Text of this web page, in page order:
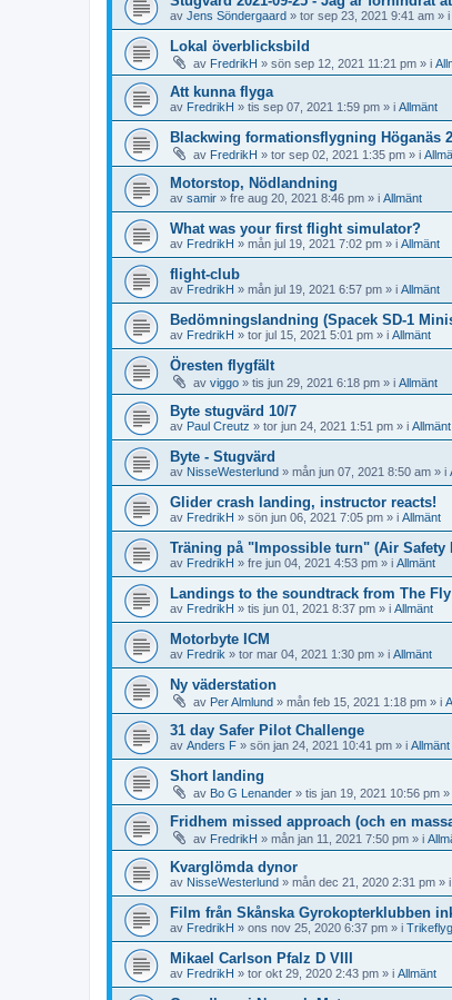
av Jens Söndergaard » tor sep 23, 2021 9:41 am » i
Lokal överblicksbild
av FredrikH » sön sep 12, 2021 11:21 pm » i
Att kunna flyga
av FredrikH » tis sep 07, 2021 1:59 pm » i Allmänt
Blackwing formationsflygning Höganäs
av FredrikH » tor sep 02, 2021 1:35 pm » i
Motorstop, Nödlandning
av samir » fre aug 20, 2021 8:46 pm » i Allmänt
What was your first flight simulator?
av FredrikH » mån jul 19, 2021 7:02 pm » i Allmänt
flight-club
av FredrikH » mån jul 19, 2021 6:57 pm » i Allmänt
Bedömningslandning (Spacek SD-1
av FredrikH » tor jul 15, 2021 5:01 pm » i Allmänt
Öresten flygfält
av viggo » tis jun 29, 2021 6:18 pm » i Allmänt
Byte stugvärd 10/7
av Paul Creutz » tor jun 24, 2021 1:51 pm » i Allmänt
Byte - Stugvärd
av NisseWesterlund » mån jun 07, 2021 8:50 am » i
Glider crash landing, instructor reacts!
av FredrikH » sön jun 06, 2021 7:05 pm » i Allmänt
Träning på "Impossible turn" (Air Safety
av FredrikH » fre jun 04, 2021 4:53 pm » i Allmänt
Landings to the soundtrack from The Fly
av FredrikH » tis jun 01, 2021 8:37 pm » i Allmänt
Motorbyte ICM
av Fredrik » tor mar 04, 2021 1:30 pm » i Allmänt
Ny väderstation
av Per Almlund » mån feb 15, 2021 1:18 pm » i
31 day Safer Pilot Challenge
av Anders F » sön jan 24, 2021 10:41 pm » i Allmänt
Short landing
av Bo G Lenander » tis jan 19, 2021 10:56 pm »
Fridhem missed approach (och en
av FredrikH » mån jan 11, 2021 7:50 pm » i
Kvarglömda dynor
av NisseWesterlund » mån dec 21, 2020 2:31 pm » i
Film från Skånska Gyrokopterklubben
av FredrikH » ons nov 25, 2020 6:37 pm » i
Mikael Carlson Pfalz D VIII
av FredrikH » tor okt 29, 2020 2:43 pm » i Allmänt